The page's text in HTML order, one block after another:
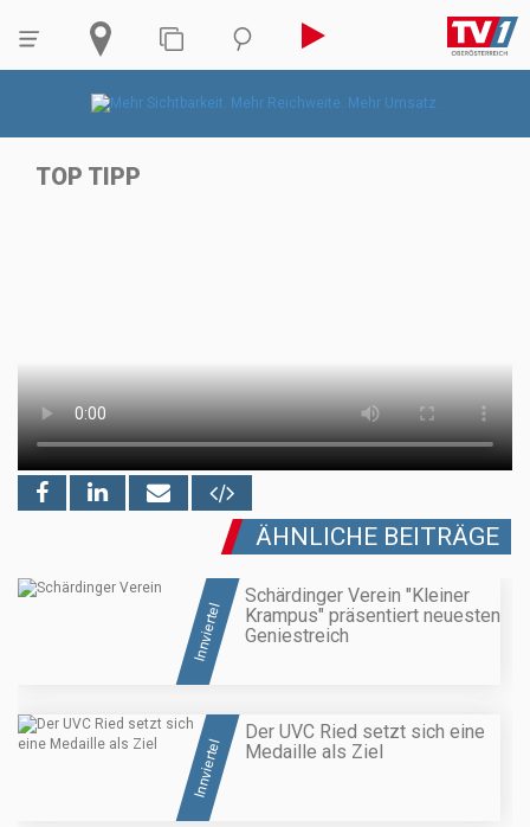
TOP TIPP
ÄHNLICHE BEITRÄGE
Innviertel
Schärdinger Verein "Kleiner
Krampus" präsentiert neuesten
Geniestreich
Innviertel
Der UVC Ried setzt sich eine
Medaille als Ziel